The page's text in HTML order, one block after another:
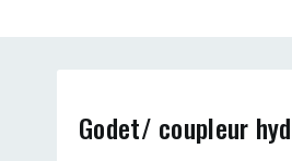
Godet/ coupleur